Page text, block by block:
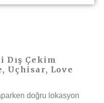
Dış Çekim
Uçhisar, Love
doğru lokasyon